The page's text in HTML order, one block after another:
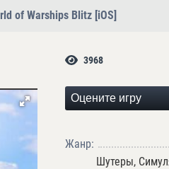
of Warships Blitz [iOS]
3968
Оцените игру
Жанр:
Шутеры,